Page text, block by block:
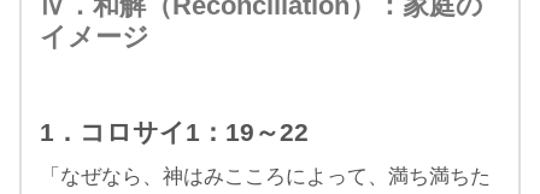
イメージ
1．コロサイ1：19～22
「なぜなら、神はみこころによって、満ち満ちた